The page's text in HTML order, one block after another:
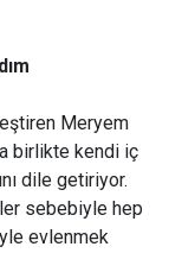
Meryem
birlikte kendi iç
dile getiriyor.
sebebiyle hep
evlenmek